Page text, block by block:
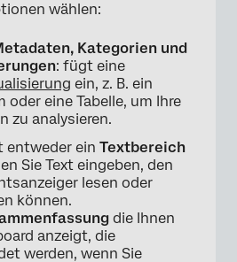
wählen:
Kategorien und
: fügt eine
ein, z. B. ein
oder eine Tabelle, um Ihre
zu analysieren.
entweder ein Textbereich
Sie Text eingeben, den
lesen oder
können.
die Ihnen
anzeigt, die
werden, wenn Sie